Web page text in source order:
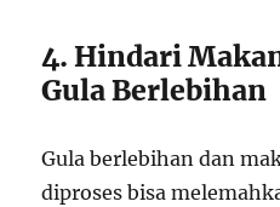
4. Hindari
Gula Berlebihan
Gula berlebihan dan
diproses bisa